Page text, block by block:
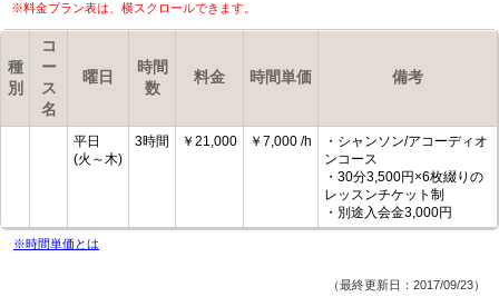
※料金プラン表は、横スクロールできます。
種
別
コ
ー
ス
名
曜日
時間
数
料金 時間単価 備考
平日
(火～木)
3時間 ￥21,000 ￥7,000 /h
・シャンソン/アコーディオ
ンコース
・30分3,500円×6枚綴りの
レッスンチケット制
・別途入会金3,000円
※時間単価とは
（最終更新日：2017/09/23）